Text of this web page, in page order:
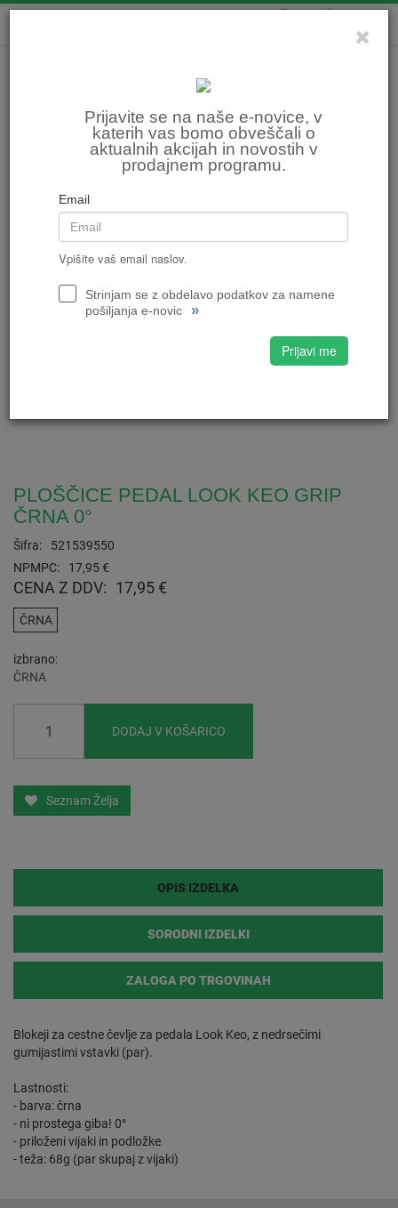
Prijavite se na naše e-novice, v
katerih vas bomo obveščali o
aktualnih akcijah in novostih v
prodajnem programu.
Email
Vpišite vaš email naslov.
Strinjam se z obdelavo podatkov za namene
pošiljanja e-novic
»
Prijavi me
PLOŠČICE PEDAL LOOK KEO GRIP
ČRNA 0°
Šifra:
521539550
NPMPC:
17,95 €
CENA Z DDV: 17,95 €
ČRNA
izbrano
ČRNA
DODAJ V KOŠARICO
Seznam Želja
OPIS IZDELKA
SORODNI IZDELKI
ZALOGA PO TRGOVINAH
Blokeji za cestne čevlje za pedala Look Keo, z nedrsečimi
gumijastimi vstavki (par).
Lastnosti:
- barva: črna
- ni prostega giba! 0°
- priloženi vijaki in podložke
- teža: 68g (par skupaj z vijaki)